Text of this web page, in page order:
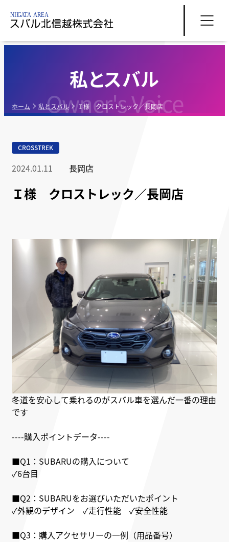
Owner's Voice
私とスバル
ホーム 私とスバル Ｉ様 クロストレック／長岡店
CROSSTREK
2024.01.11 長岡店
Ｉ様 クロストレック／長岡店
冬道を安心して乗れるのがスバル車を選んだ一番の理由
です
----購入ポイントデータ----
■Q1：SUBARUの購入について
✓6台目
■Q2：SUBARUをお選びいただいたポイント
✓外観のデザイン ✓走行性能 ✓安全性能
■Q3：購入アクセサリーの一例（用品番号）